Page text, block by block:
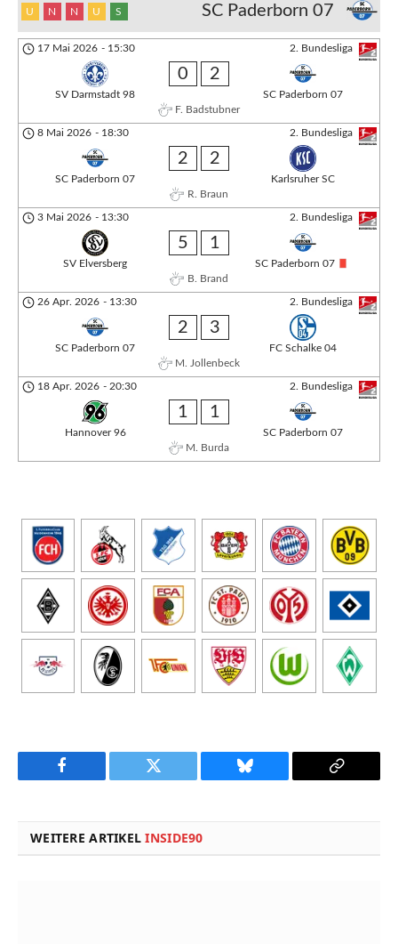
SC Paderborn 07
U N N U S
2. Bundesliga
17 Mai 2026 - 15:30
SV Darmstadt 98
0 2
SC Paderborn 07
F. Badstubner
2. Bundesliga
8 Mai 2026 - 18:30
SC Paderborn 07
2 2
Karlsruher SC
R. Braun
2. Bundesliga
3 Mai 2026 - 13:30
SV Elversberg
5 1
SC Paderborn 07
B. Brand
2. Bundesliga
26 Apr. 2026 - 13:30
SC Paderborn 07
2 3
FC Schalke 04
M. Jollenbeck
2. Bundesliga
18 Apr. 2026 - 20:30
Hannover 96
1 1
SC Paderborn 07
M. Burda
Facebook Twitter Bluesky
Copy
WEITERE ARTIKELINSIDE90